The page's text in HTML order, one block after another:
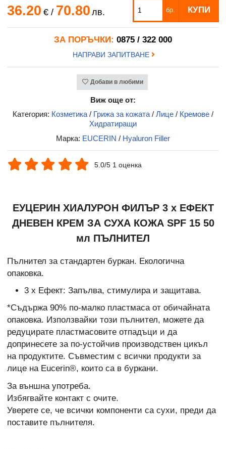
36.20 €/ 70.80 лв. бр. КУПИ
ЗА ПОРЪЧКИ: 0875 / 322 000
НАПРАВИ ЗАПИТВАНЕ
Добави в любими
Виж още от:
Категория: Козметика / Грижа за кожата / Лице / Кремове /
Хидратиращи
Марка: EUCERIN / Hyaluron Filler
5.0/5 1 оценка
ЕУЦЕРИН ХИАЛУРОН ФИЛЪР 3 х ЕФЕКТ
ДНЕВЕН КРЕМ ЗА СУХА КОЖА SPF 15 50
мл ПЪЛНИТЕЛ
Пълнител за стандартен буркан. Екологична
опаковка.
3 х Ефект: Запълва, стимулира и защитава.
*Съдържа 90% по-малко пластмаса от обичайната
опаковка. Използвайки този пълнител, можете да
редуцирате пластмасовите отпадъци и да
допринесете за по-устойчив производствен цикъл
на продуктите. Съвместим с всички продукти за
лице на Eucerin®, които са в буркани.
За външна употреба.
Избягвайте контакт с очите.
Уверете се, че всички компоненти са сухи, преди да
поставите пълнителя.